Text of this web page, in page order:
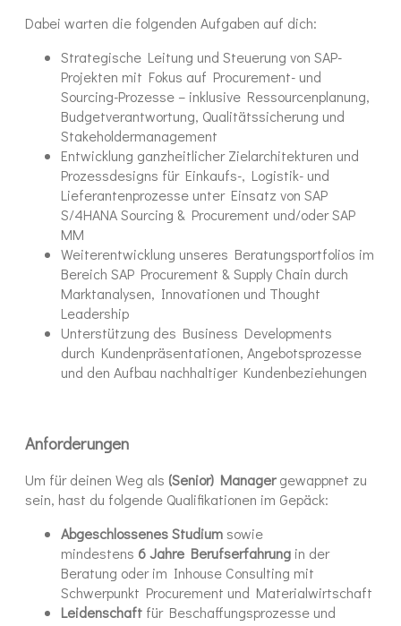
Dabei warten die folgenden Aufgaben auf dich:
Strategische Leitung und Steuerung von SAP-
Projekten mit Fokus auf Procurement- und
Sourcing-Prozesse – inklusive Ressourcenplanung,
Budgetverantwortung, Qualitätssicherung und
Stakeholdermanagement
Entwicklung ganzheitlicher Zielarchitekturen und
Prozessdesigns für Einkaufs-, Logistik- und
Lieferantenprozesse unter Einsatz von SAP
S/4HANA Sourcing & Procurement und/oder SAP
MM
Weiterentwicklung unseres Beratungsportfolios im
Bereich SAP Procurement & Supply Chain durch
Marktanalysen, Innovationen und Thought
Leadership
Unterstützung des Business Developments
durch Kundenpräsentationen, Angebotsprozesse
und den Aufbau nachhaltiger Kundenbeziehungen
Anforderungen
Um für deinen Weg als (Senior) Managergewappnet zu
sein, hast du folgende Qualifikationen im Gepäck:
Abgeschlossenes Studiumsowie
mindestens 6 Jahre Berufserfahrung in der
Beratung oder im Inhouse Consulting mit
Schwerpunkt Procurement und Materialwirtschaft
Leidenschaft für Beschaffungsprozesse und